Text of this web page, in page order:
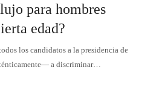
para hombres
edad?
los candidatos a la presidencia de
a discriminar…